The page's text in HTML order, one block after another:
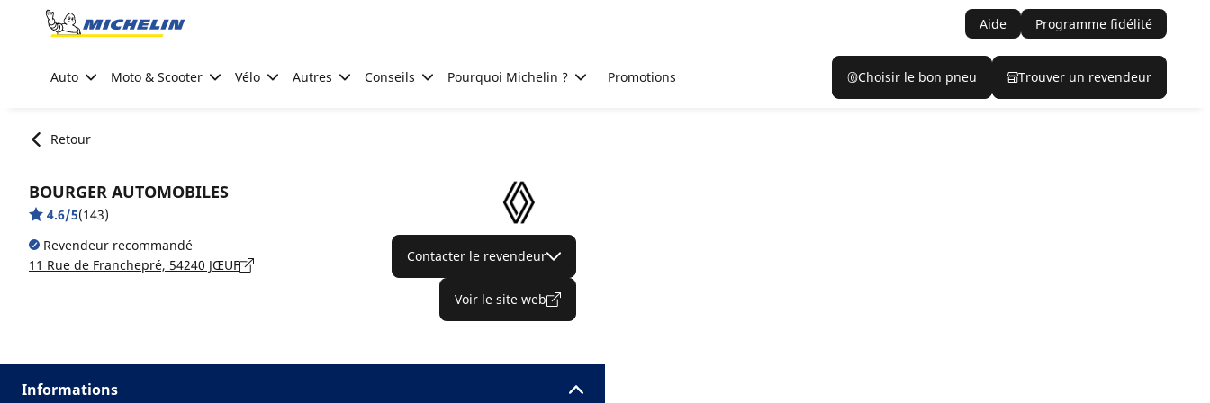
Go to page content
Aide Programme fidélité
Auto Moto & Scooter Vélo Autres Conseils Pourquoi Michelin ? Promotions Choisir le bon pneu Trouver un revendeur
Retour
BOURGER AUTOMOBILES
4.6/5(143)
Revendeur recommandé
11 Rue de Franchepré, 54240 JŒUF
Contacter le revendeur
Voir le site web
Informations